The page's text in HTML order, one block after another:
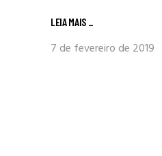
LEIA MAIS _
7 de fevereiro de 2019